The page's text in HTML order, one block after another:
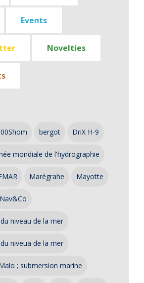
Events
Novelties
bergot DriX H-9
mondiale de l'hydrographie
Marégrahe Mayotte
Nav&Co
niveau de la mer
niveua de la mer
; submersion marine